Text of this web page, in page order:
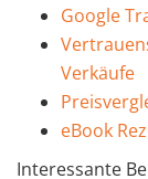
Google
Verkäufe
eBook
Interessante